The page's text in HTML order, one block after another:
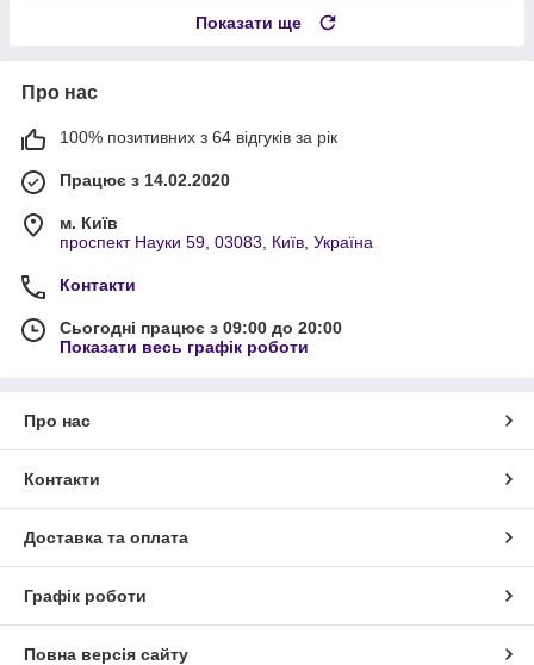
Показати ще
Про нас
100% позитивних з 64 відгуків за рік
Працює з 14.02.2020
м. Київ
проспект Науки 59, 03083, Київ, Україна
Контакти
Сьогодні працює з 09:00 до 20:00
Показати весь графік роботи
Про нас
Контакти
Доставка та оплата
Графік роботи
Повна версія сайту